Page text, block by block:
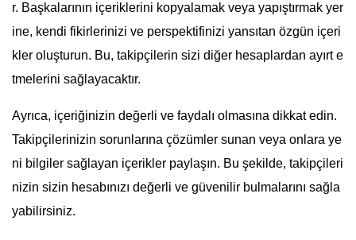
r. Başkalarının içeriklerini kopyalamak veya yapıştırmak yer
ine, kendi fikirlerinizi ve perspektifinizi yansıtan özgün içeri
kler oluşturun. Bu, takipçilerin sizi diğer hesaplardan ayırt e
tmelerini sağlayacaktır.
Ayrıca, içeriğinizin değerli ve faydalı olmasına dikkat edin.
Takipçilerinizin sorunlarına çözümler sunan veya onlara ye
ni bilgiler sağlayan içerikler paylaşın. Bu şekilde, takipçileri
nizin sizin hesabınızı değerli ve güvenilir bulmalarını sağla
yabilirsiniz.